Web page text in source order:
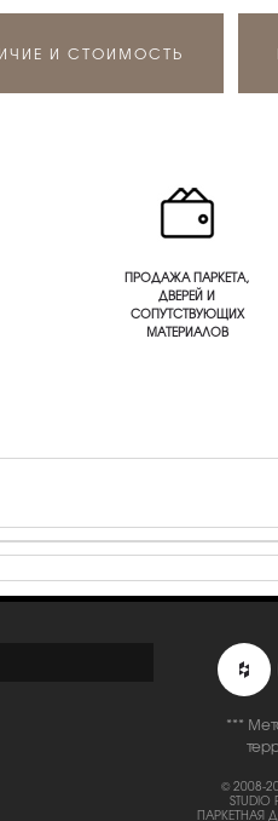
И СТОИМОСТЬ
ПРОДАЖА ПАРКЕТА,
ДВЕРЕЙ И
СОПУТСТВУЮЩИХ
МАТЕРИАЛОВ
***
© 2008-
STUDIO
ПАРКЕТНАЯ